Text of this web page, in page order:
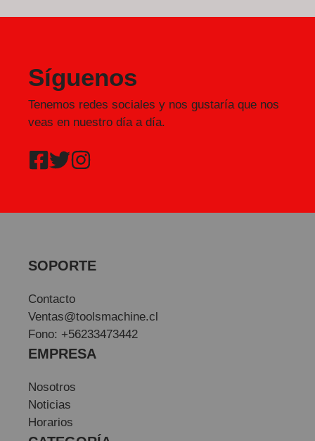
Síguenos
Tenemos redes sociales y nos gustaría que nos
veas en nuestro día a día.
SOPORTE
Contacto
Ventas@toolsmachine.cl
Fono: +56233473442
EMPRESA
Nosotros
Noticias
Horarios